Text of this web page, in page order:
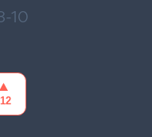
10